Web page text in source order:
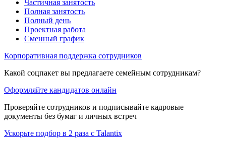
Частичная занятость
Полная занятость
Полный день
Проектная работа
Сменный график
Корпоративная поддержка сотрудников
Какой соцпакет вы предлагаете семейным сотрудникам?
Оформляйте кандидатов онлайн
Проверяйте сотрудников и подписывайте кадровые
документы без бумаг и личных встреч
Ускорьте подбор в 2 раза с Talantix